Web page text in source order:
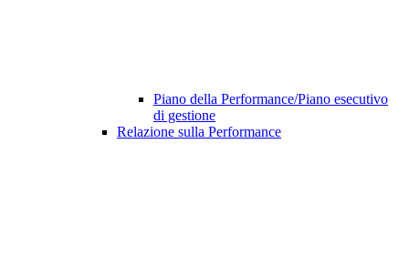
Piano della Performance/Piano esecutivo
di gestione
Relazione sulla Performance